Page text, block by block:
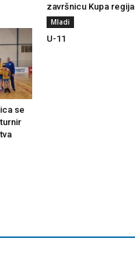
završnicu Kupa regija
se
Mladi
U-11